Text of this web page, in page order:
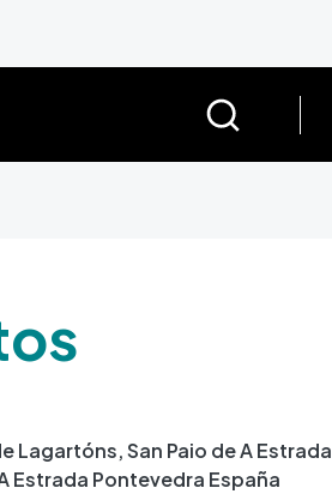
Lagartóns, San Paio de A Estrada
Estrada Pontevedra España